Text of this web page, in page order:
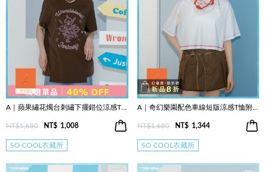
A｜蘋果繡花燭台刺繡下擺錯位涼感T恤(兩色)
NT$1,680 NT$ 1,008
SO COOL衣藏所
A｜奇幻樂園配色車線短版涼感T恤附主題方巾(兩色)
NT$1,680 NT$ 1,344
SO COOL衣藏所